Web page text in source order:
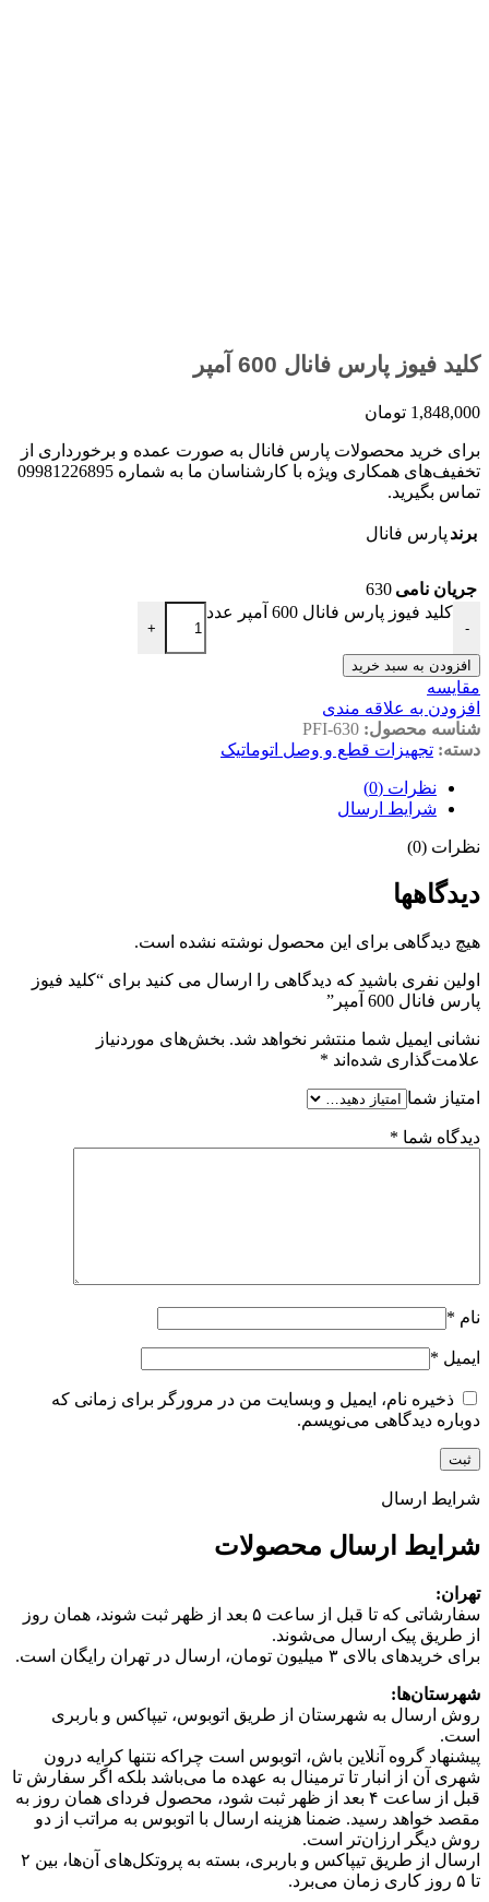
کلید فیوز پارس فانال 600 آمپر
1,848,000 تومان
برای خرید محصولات پارس فانال به صورت عمده و برخورداری از
تخفیف‌های همکاری ویژه با کارشناسان ما به شماره 09981226895
تماس بگیرید.
برند پارس فانال
جریان نامی 630
-
کلید فیوز پارس فانال 600 آمپر عدد
+
افزودن به سبد خرید
مقايسه
افزودن به علاقه مندی
شناسه محصول: PFI-630
دسته: تجهیزات قطع و وصل اتوماتیک
نظرات (0)
شرایط ارسال
نظرات (0)
دیدگاهها
هیچ دیدگاهی برای این محصول نوشته نشده است.
اولین نفری باشید که دیدگاهی را ارسال می کنید برای “کلید فیوز
پارس فانال 600 آمپر”
نشانی ایمیل شما منتشر نخواهد شد. بخش‌های موردنیاز
علامت‌گذاری شده‌اند *
امتیاز شما
دیدگاه شما *
نام *
ایمیل *
ذخیره نام، ایمیل و وبسایت من در مرورگر برای زمانی که
دوباره دیدگاهی می‌نویسم.
شرایط ارسال
شرایط ارسال محصولات
تهران:
سفارشاتی که تا قبل از ساعت ۵ بعد از ظهر ثبت شوند، همان روز
از طریق پیک ارسال می‌شوند.
برای خریدهای بالای ۳ میلیون تومان، ارسال در تهران رایگان است.
شهرستان‌ها:
روش ارسال به شهرستان از طریق اتوبوس، تیپاکس و باربری
است.
پیشنهاد گروه آنلاین باش، اتوبوس است چرا‌که نتنها کرایه درون
شهری آن از انبار تا ترمینال به عهده ما می‌باشد بلکه اگر سفارش تا
قبل از ساعت ۴ بعد از ظهر ثبت شود، محصول فردای همان روز به
مقصد خواهد رسید. ضمنا هزینه ارسال با اتوبوس به مراتب از دو
روش دیگر ارزان‌تر است.
ارسال از طریق تیپاکس و باربری، بسته به پروتکل‌های آن‌ها، بین ۲
تا ۵ روز کاری زمان می‌برد.